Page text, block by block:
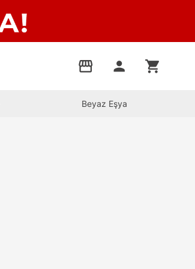
storefront person shopping_cart
Beyaz Eşya